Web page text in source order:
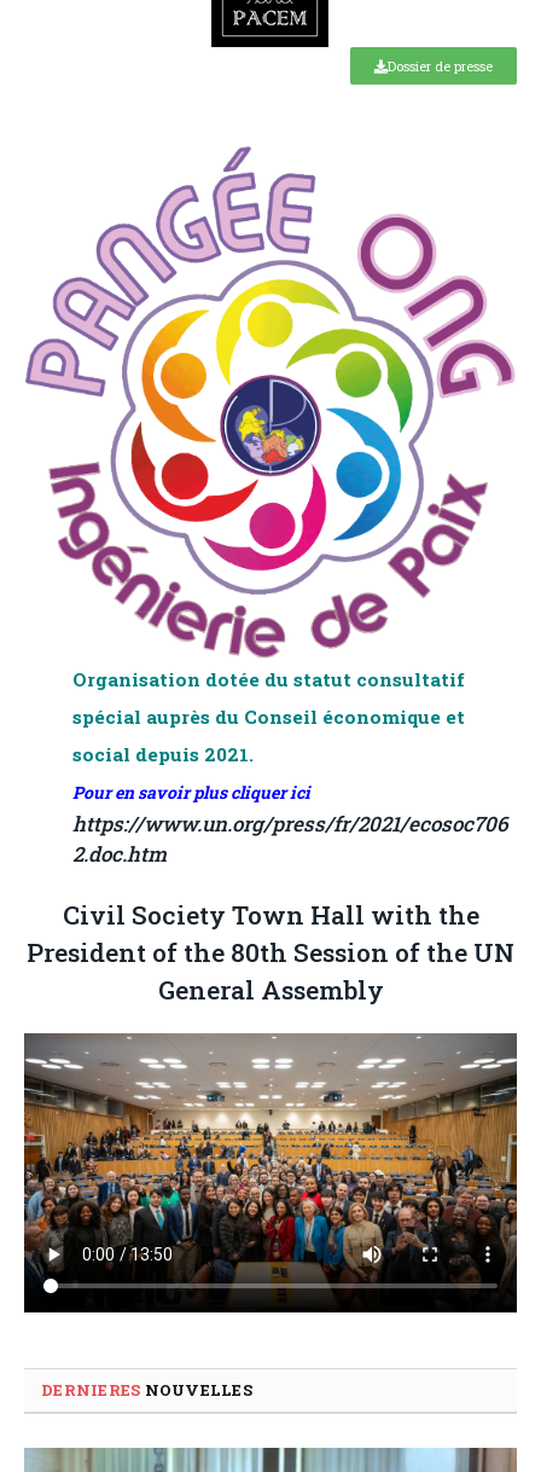
Dossier de presse
Organisation dotée du statut consultatif
spécial auprès du Conseil économique et
social depuis 2021.
Pour en savoir plus cliquer ici
https://www.un.org/press/fr/2021/ecosoc706
2.doc.htm
Civil Society Town Hall with the
President of the 80th Session of the UN
General Assembly
DERNIERES NOUVELLES